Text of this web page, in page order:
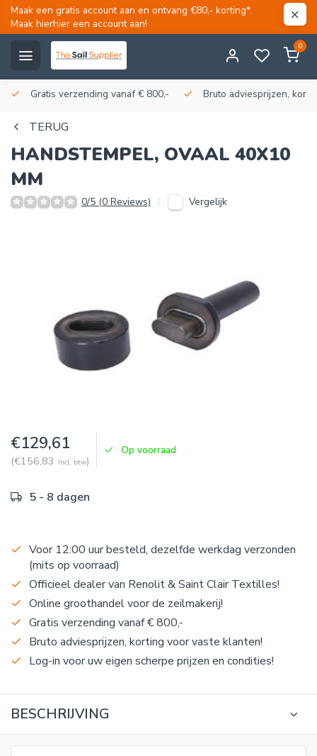
Maak een gratis account aan en ontvang €80,- korting*.
Maak hierhier een account aan!
0
Gratis verzending vanaf € 800,- Bruto adviesprijzen,
TERUG
HANDSTEMPEL, OVAAL 40X10
MM
0/5 (0 Reviews) Vergelijk
€129,61
(€156,83 Incl. btw)
Op voorraad
5 - 8 dagen
Voor 12:00 uur besteld, dezelfde werkdag verzonden
(mits op voorraad)
Officieel dealer van Renolit & Saint Clair Textilles!
Online groothandel voor de zeilmakerij!
Gratis verzending vanaf € 800,-
Bruto adviesprijzen, korting voor vaste klanten!
Log-in voor uw eigen scherpe prijzen en condities!
BESCHRIJVING